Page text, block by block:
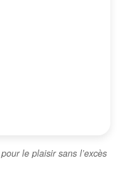
le plaisir sans l’excès